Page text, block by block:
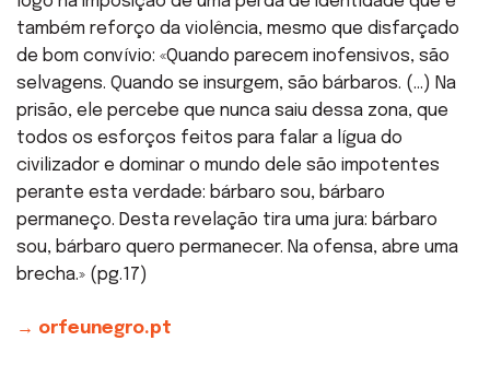
também reforço da violência, mesmo que disfarçado
de bom convívio: «Quando parecem inofensivos, são
selvagens. Quando se insurgem, são bárbaros. (…) Na
prisão, ele percebe que nunca saiu dessa zona, que
todos os esforços feitos para falar a lígua do
civilizador e dominar o mundo dele são impotentes
perante esta verdade: bárbaro sou, bárbaro
permaneço. Desta revelação tira uma jura: bárbaro
sou, bárbaro quero permanecer. Na ofensa, abre uma
brecha.» (pg.17)
→ orfeunegro.pt